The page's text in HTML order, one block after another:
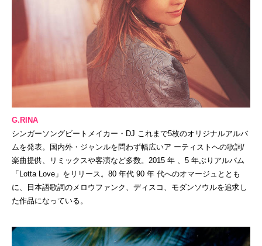
G.RINA
シンガーソングビートメイカー・DJ これまで5枚のオリジナルアルバ
ムを発表。国内外・ジャンルを問わず幅広いア ーティストへの歌詞/
楽曲提供、リミックスや客演など多数。2015 年 、5 年ぶりアルバム
「Lotta Love」をリリース。80 年代 90 年 代へのオマージュととも
に、日本語歌詞のメロウファンク、ディスコ、モダンソウルを追求し
た作品になっている。